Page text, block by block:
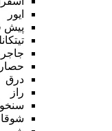
ایور
پیش
درق
راز